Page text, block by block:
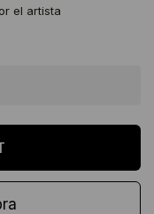
el artista